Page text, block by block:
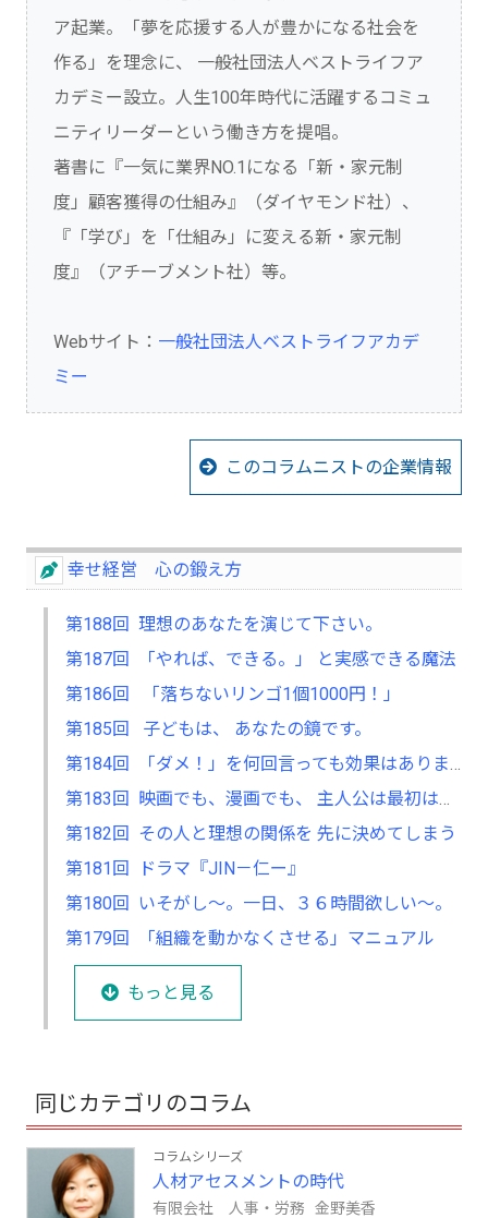
ア起業。「夢を応援する人が豊かになる社会を
作る」を理念に、 一般社団法人ベストライフア
カデミー設立。人生100年時代に活躍するコミュ
ニティリーダーという働き方を提唱。
著書に『一気に業界NO.1になる「新・家元制
度」顧客獲得の仕組み』（ダイヤモンド社）、
『「学び」を「仕組み」に変える新・家元制
度』（アチーブメント社）等。
Webサイト： 一般社団法人ベストライフアカデ
ミー
このコラムニストの企業情報
幸せ経営 心の鍛え方
第188回 理想のあなたを演じて下さい。
第187回 「やれば、できる。」 と実感できる魔法
第186回 「落ちないリンゴ1個1000円！」
第185回 子どもは、 あなたの鏡です。
第184回 「ダメ！」を何回言っても効果はありません。
第183回 映画でも、漫画でも、 主人公は最初はダメで弱い奴。
第182回 その人と理想の関係を 先に決めてしまう
第181回 ドラマ『JIN－仁ー』
第180回 いそがし～。一日、３６時間欲しい～。
第179回 「組織を動かなくさせる」マニュアル
もっと見る
同じカテゴリのコラム
コラムシリーズ
人材アセスメントの時代
有限会社 人事・労務 金野美香